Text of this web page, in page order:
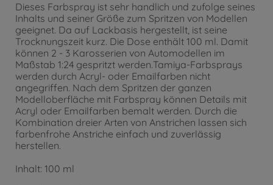
Dieses Farbspray ist sehr handlich und zufolge seines
Inhalts und seiner Größe zum Spritzen von Modellen
geeignet. Da auf Lackbasis hergestellt, ist seine
Trocknungszeit kurz. Die Dose enthält 100 ml. Damit
können 2 - 3 Karosserien von Automodellen im
Maßstab 1:24 gespritzt werden.Tamiya-Farbsprays
werden durch Acryl- oder Emailfarben nicht
angegriffen. Nach dem Spritzen der ganzen
Modelloberfläche mit Farbspray können Details mit
Acryl oder Emailfarben bemalt werden. Durch die
Kombination dreier Arten von Anstrichen lassen sich
farbenfrohe Anstriche einfach und zuverlässig
herstellen.
Inhalt: 100 ml